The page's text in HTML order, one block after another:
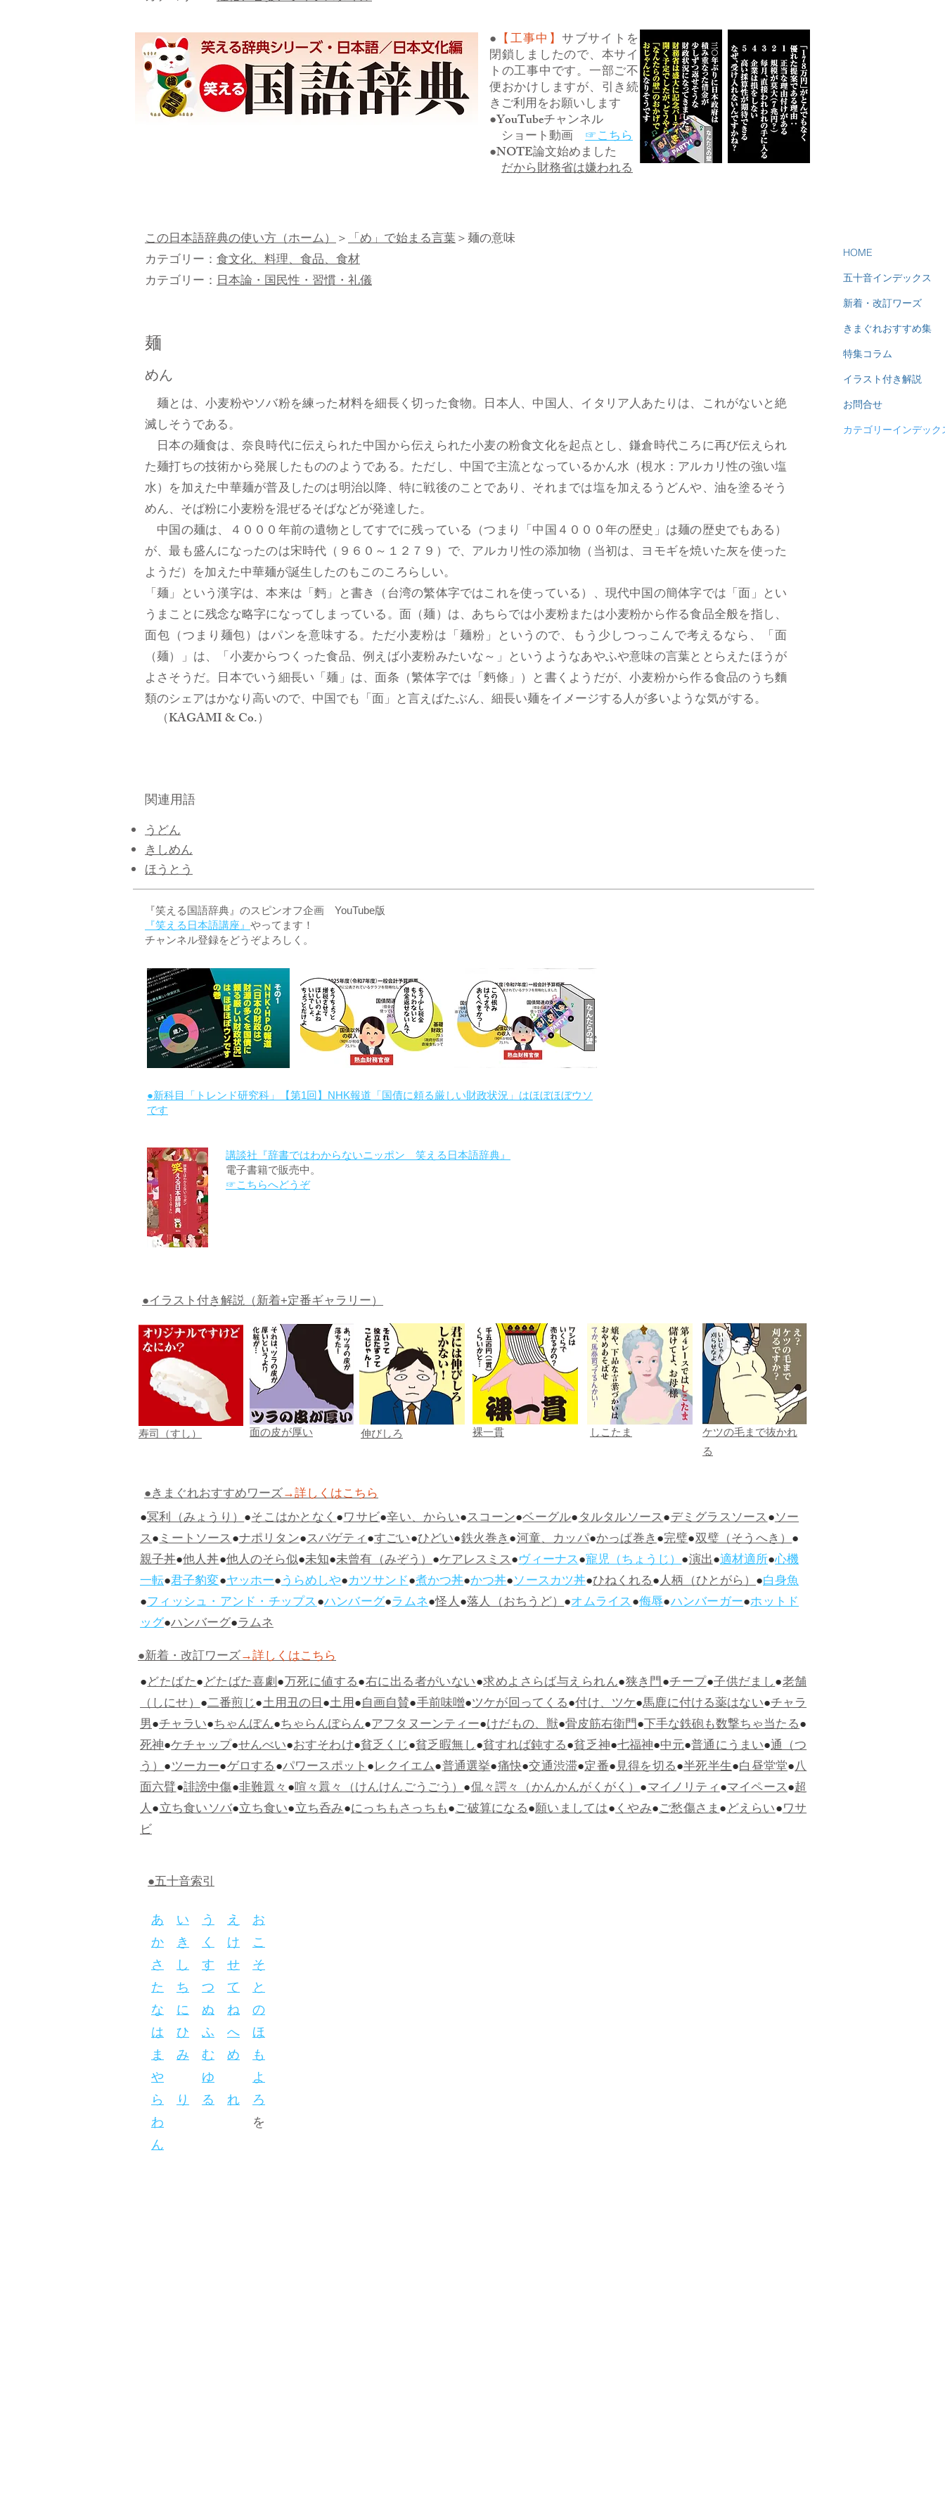
● 【工事中】サブサイトを
閉鎖しましたので、本サイ
トの工事中です。一部ご不
便おかけしますが、引き続
きご利用をお願いします
●YouTubeチャンネル
ショート動画 ☞こちら
●NOTE論文始めました
だから財務省は嫌われる
この日本語辞典の使い方（ホーム）＞「め」で始まる言葉＞麺の意味
カテゴリー： 食文化、料理、食品、食材
カテゴリー： 日本論・国民性・習慣・礼儀
麺
めん
麺とは、小麦粉やソバ粉を練った材料を細長く切った食物。日本人、中国人、イタリア人あたりは、これがないと絶
滅しそうである。
日本の麺食は、奈良時代に伝えられた中国から伝えられた小麦の粉食文化を起点とし、鎌倉時代ころに再び伝えられ
た麺打ちの技術から発展したもののようである。ただし、中国で主流となっているかん水（梘水：アルカリ性の強い塩
水）を加えた中華麺が普及したのは明治以降、特に戦後のことであり、それまでは塩を加えるうどんや、油を塗るそう
めん、そば粉に小麦粉を混ぜるそばなどが発達した。
中国の麺は、４０００年前の遺物としてすでに残っている（つまり「中国４０００年の歴史」は麺の歴史でもある）
が、最も盛んになったのは宋時代（９６０～１２７９）で、アルカリ性の添加物（当初は、ヨモギを焼いた灰を使った
ようだ）を加えた中華麺が誕生したのもこのころらしい。
「麺」という漢字は、本来は「麪」と書き（台湾の繁体字ではこれを使っている）、現代中国の簡体字では「面」とい
うまことに残念な略字になってしまっている。面（麺）は、あちらでは小麦粉または小麦粉から作る食品全般を指し、
面包（つまり麺包）はパンを意味する。ただ小麦粉は「麺粉」というので、もう少しつっこんで考えるなら、「面
（麺）」は、「小麦からつくった食品、例えば小麦粉みたいな～」というようなあやふや意味の言葉ととらえたほうが
よさそうだ。日本でいう細長い「麺」は、面条（繁体字では「麪條」）と書くようだが、小麦粉から作る食品のうち麵
類のシェアはかなり高いので、中国でも「面」と言えばたぶん、細長い麺をイメージする人が多いような気がする。
（KAGAMI & Co.）
関連用語
うどん
きしめん
ほうとう
HOME
五十音インデックス
新着・改訂ワーズ
きまぐれおすすめ集
特集コラム
イラスト付き解説
お問合せ
カテゴリーインデック
『笑える国語辞典』のスピンオフ企画 YouTube版
『笑える日本語講座』 やってます！
チャンネル登録をどうぞよろしく。
●新科目「トレンド研究科」【第1回】NHK報道「国債に頼る厳しい財政状況」はほぼほぼウソ
です
講談社『辞書ではわからないニッポン 笑える日本語辞典』
電子書籍で販売中。
☞こちらへどうぞ
●イラスト付き解説（新着+定番ギャラリー）
寿司（すし） 面の皮が厚い 伸びしろ 裸一貫 しこたま
ケツの毛まで抜かれ
る
●きまぐれおすすめワーズ→詳しくはこちら
●冥利（みょうり）●そこはかとなく●ワサビ●辛い、からい●スコーン●ベーグル●タルタルソース●デミグラスソース●ソー
ス●ミートソース●ナポリタン●スパゲティ●すごい●ひどい●鉄火巻き●河童、カッパ●かっぱ巻き●完璧●双璧（そうへき）●
親子丼●他人丼●他人のそら似●未知●未曾有（みぞう）●ケアレスミス●ヴィーナス●寵児（ちょうじ）●演出●適材適所●心機
一転●君子豹変●ヤッホー●うらめしや●カツサンド●煮かつ丼●かつ丼●ソースカツ丼●ひねくれる●人柄（ひとがら）●白身魚
●フィッシュ・アンド・チップス●ハンバーグ●ラムネ●怪人●落人（おちうど）●オムライス●侮辱●ハンバーガー●ホットド
ッグ●ハンバーグ●ラムネ
●新着・改訂ワーズ→詳しくはこちら
●どたばた●どたばた喜劇●万死に値する●右に出る者がいない●求めよさらば与えられん●狭き門●チープ●子供だまし●老舗
（しにせ）●二番煎じ●土用丑の日●土用●自画自賛●手前味噌●ツケが回ってくる●付け、ツケ●馬鹿に付ける薬はない●チャラ
男●チャラい●ちゃんぽん●ちゃらんぽらん●アフタヌーンティー●けだもの、獣●骨皮筋右衛門●下手な鉄砲も数撃ちゃ当たる●
死神●ケチャップ●せんべい●おすそわけ●貧乏くじ●貧乏暇無し●貧すれば鈍する●貧乏神●七福神●中元●普通にうまい●通（つ
う）●ツーカー●ゲロする●パワースポット●レクイエム●普通選挙●痛快●交通渋滞●定番●見得を切る●半死半生●白昼堂堂●八
面六臂●誹謗中傷●非難囂々●喧々囂々（けんけんごうごう）●侃々諤々（かんかんがくがく）●マイノリティ●マイペース●超
人●立ち食いソバ●立ち食い●立ち呑み●にっちもさっちも●ご破算になる●願いましては●くやみ●ご愁傷さま●どえらい●ワサ
ビ
●五十音索引
あ い う え お
か き く け こ
さ し す せ そ
た ち つ て と
な に ぬ ね の
は ひ ふ へ ほ
ま み む め も
や
ゆ
よ
ら り る れ ろ
わ を
ん